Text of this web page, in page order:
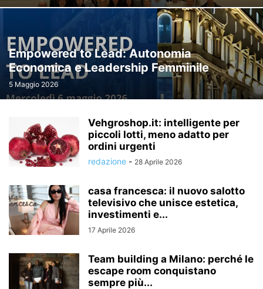
Empowered to Lead: Autonomia
Economica e Leadership Femminile
5 Maggio 2026
Vehgroshop.it: intelligente per
piccoli lotti, meno adatto per
ordini urgenti
redazione - 28 Aprile 2026
casa francesca: il nuovo salotto
televisivo che unisce estetica,
investimenti e...
17 Aprile 2026
Team building a Milano: perché le
escape room conquistano
sempre più...